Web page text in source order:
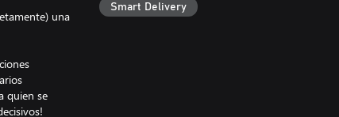
una
quien se
Smart Delivery